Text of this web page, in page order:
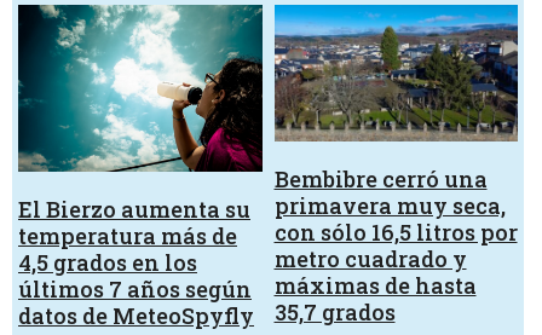
El Bierzo aumenta su
temperatura más de
4,5 grados en los
últimos 7 años según
datos de MeteoSpyfly
Bembibre cerró una
primavera muy seca,
con sólo 16,5 litros por
metro cuadrado y
máximas de hasta
35,7 grados